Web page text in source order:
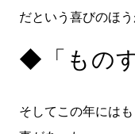
だという喜びのほう
◆「もの
そしてこの年には